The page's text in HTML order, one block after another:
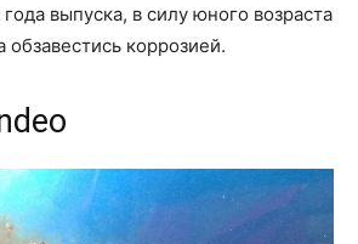
выпуска, в силу юного возраста
коррозией.